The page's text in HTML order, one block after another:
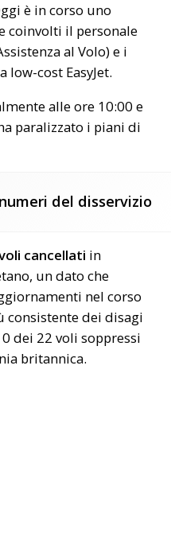
è in corso uno
coinvolti il personale
al Volo) e i
cost EasyJet.
alle ore 10:00 e
paralizzato i piani di
del disservizio
cancellati in
un dato che
nel corso
consistente dei disagi
dei 22 voli soppressi
britannica.